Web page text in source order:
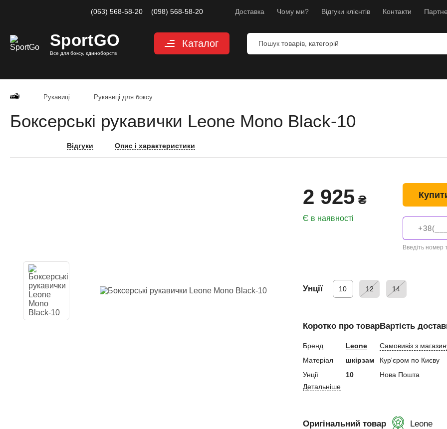
(063) 568-58-20 (098) 568-58-20 Доставка Чому ми? Відгуки клієнтів Контакти
SportGO
Все для боксу, єдиноборств
Каталог
Боксерські бинти
Мішки, груші, манекени
Вільна боротьба
Рукавиці Рукавиці для боксу
Боксерські рукавички Leone Mono Black-10
Відгуки Опис і характеристики
2 925₴
Є в наявності
Введіть
Унції 10 12 14
Коротко про товар
Бренд
Leone
Матеріал
шкірзам
Унції
10
Детальніше
Вартість
Самовивіз з
Кур'єром по Києву
Нова Пошта
Оригінальний товар Leone